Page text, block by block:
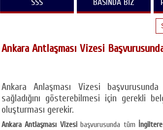
SSS BASINDA BIZ
Ankara Antlaşması Vizesi
Ankara Anlaşması Vizesi
sağladığını gösterebilmesi için gerekli
oluşturması gerekir.
Ankara Antlaşması Vizesibaşvurusunda tüm